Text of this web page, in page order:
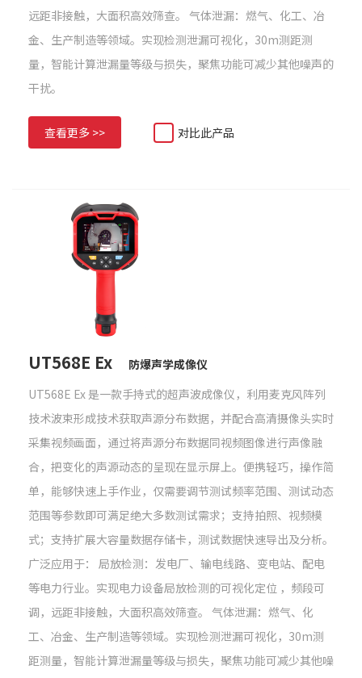
远距非接触，大面积高效筛查。 气体泄漏：燃气、化工、冶
金、生产制造等领域。实现检测泄漏可视化，30m测距测
量，智能计算泄漏量等级与损失，聚焦功能可减少其他噪声的
干扰。
查看更多 >> 对比此产品
UT568E Ex
防爆声学成像仪
UT568E Ex 是一款手持式的超声波成像仪，利用麦克风阵列
技术波束形成技术获取声源分布数据，并配合高清摄像头实时
采集视频画面，通过将声源分布数据同视频图像进行声像融
合，把变化的声源动态的呈现在显示屏上。便携轻巧，操作简
单，能够快速上手作业，仅需要调节测试频率范围、测试动态
范围等参数即可满足绝大多数测试需求；支持拍照、视频模
式；支持扩展大容量数据存储卡，测试数据快速导出及分析。
广泛应用于： 局放检测：发电厂、输电线路、变电站、配电
等电力行业。实现电力设备局放检测的可视化定位 ，频段可
调，远距非接触，大面积高效筛查。 气体泄漏：燃气、化
工、冶金、生产制造等领域。实现检测泄漏可视化，30m测
距测量，智能计算泄漏量等级与损失，聚焦功能可减少其他噪